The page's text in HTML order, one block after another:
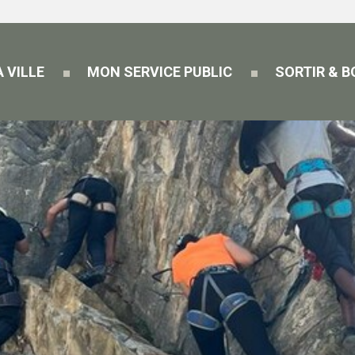
VILLE MON SERVICE PUBLIC SORTIR &